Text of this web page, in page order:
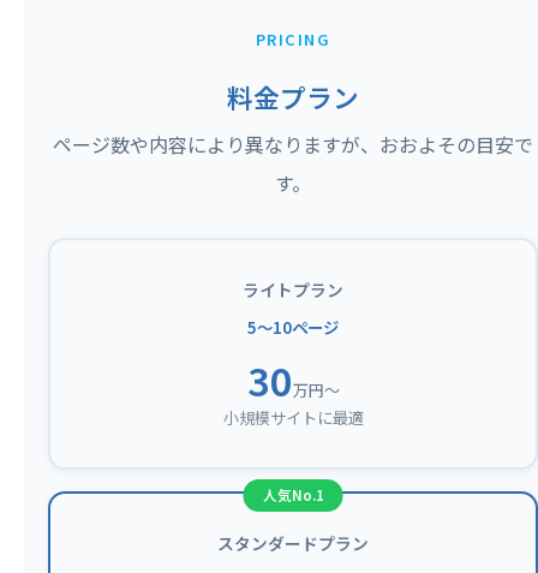
PRICING
料金プラン
ページ数や内容により異なりますが、おおよその目安で
す。
ライトプラン
5〜10ページ
30万円〜
小規模サイトに最適
スタンダードプラン